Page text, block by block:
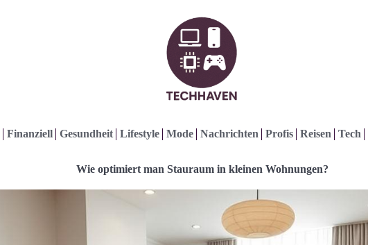
Finanziell Gesundheit Lifestyle Mode Nachrichten Profis Reisen Tech
Wie optimiert man Stauraum in kleinen Wohnungen?